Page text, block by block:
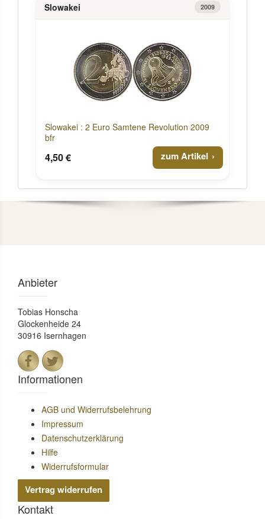
Slowakei 2009
Slowakei : 2 Euro Samtene Revolution 2009
bfr
4,50 € zum Artikel
Anbieter
Tobias Honscha
Glockenheide 24
30916 Isernhagen
Informationen
AGB und Widerrufsbelehrung
Impressum
Datenschutzerklärung
Hilfe
Widerrufsformular
Vertrag widerrufen
Kontakt